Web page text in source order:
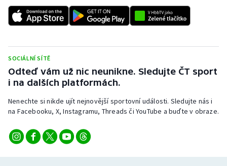
Sportovní střelba
Stolní tenis
Triatlon
Veslování
Volejbal
SOCIÁLNÍ SÍTĚ
Odteď vám už nic neunikne. Sledujte ČT sport
i na dalších platformách.
Nenechte si nikde ujít nejnovější sportovní události. Sledujte nás i
na Facebooku, X, Instagramu, Threads či YouTube a buďte v obraze.